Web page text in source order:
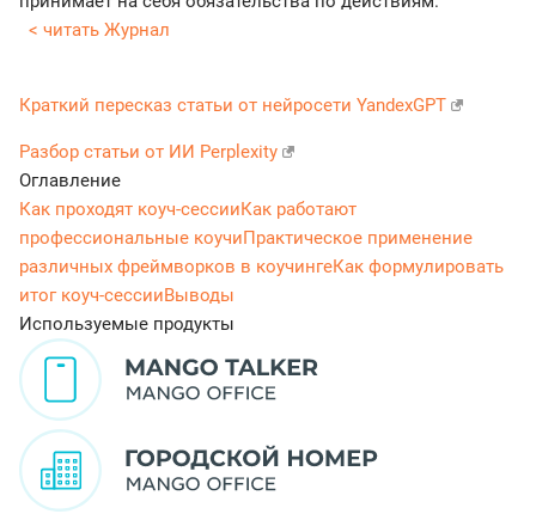
< читать Журнал
Краткий пересказ статьи от нейросети YandexGPT
Разбор статьи от ИИ Perplexity
Оглавление
Как проходят коуч-сессииКак работают
профессиональные коучиПрактическое применение
различных фреймворков в коучингеКак формулировать
итог коуч-сессииВыводы
Используемые продукты